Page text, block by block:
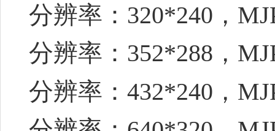
分辨率：320*240，
分辨率：352*288，
分辨率：432*240，